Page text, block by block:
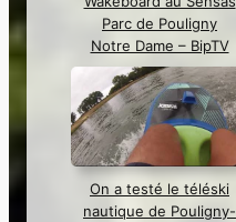
Parc de Pouligny
Notre Dame – BipTV
On a testé le téléski
nautique de Pouligny-